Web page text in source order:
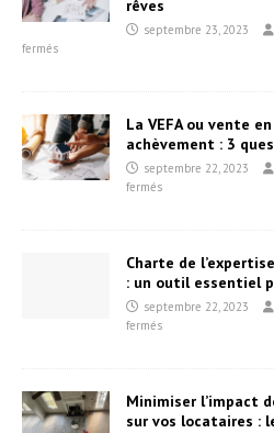
rêves
septembre 23, 2023
fermés
La VEFA ou vente
achèvement : 3
septembre 22, 2023
fermés
Charte de
: un outil essentiel
septembre 22, 2023
fermés
Minimiser l’impact
sur vos locataires :